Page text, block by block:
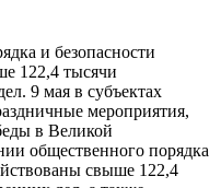
и безопасности
122,4 тысячи
9 мая в субъектах
мероприятия,
в Великой
общественного порядка
свыше 122,4